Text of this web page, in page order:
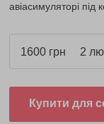
авіасимуляторі під
1600 грн 2
Купити для